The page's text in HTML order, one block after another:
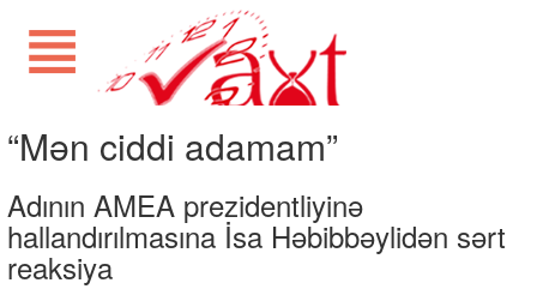
“Mən ciddi adamam”
Adının AMEA prezidentliyinə
hallandırılmasına İsa Həbibbəylidən sərt
reaksiya